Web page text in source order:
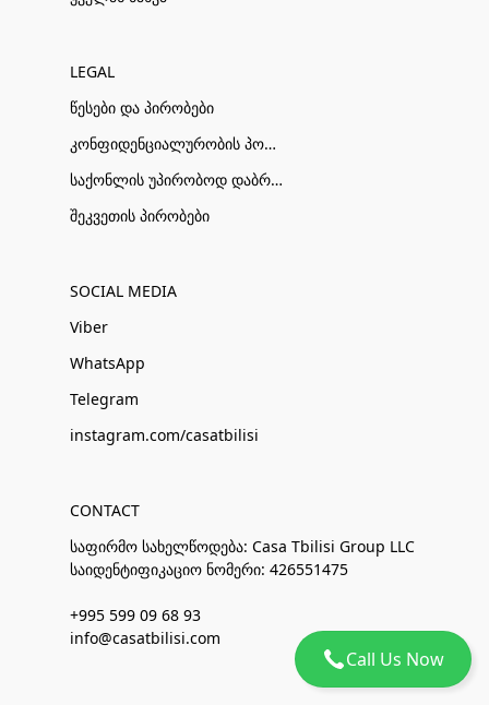
Call Us Now
LEGAL
წესები და პირობები
კონფიდენციალურობის პოლიტიკა
საქონლის უპირობოდ დაბრუნების პირობები
შეკვეთის პირობები
SOCIAL MEDIA
Viber
WhatsApp
Telegram
instagram.com/casatbilisi
CONTACT
საფირმო სახელწოდება: Casa Tbilisi Group LLC
საიდენტიფიკაციო ნომერი: 426551475
+995 599 09 68 93
info@casatbilisi.com